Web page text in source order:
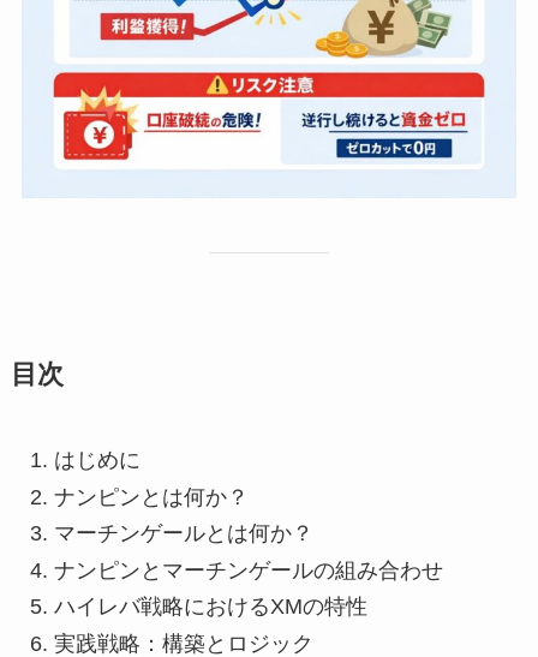
目次
はじめに
ナンピンとは何か？
マーチンゲールとは何か？
ナンピンとマーチンゲールの組み合わせ
ハイレバ戦略におけるXMの特性
実践戦略：構築とロジック